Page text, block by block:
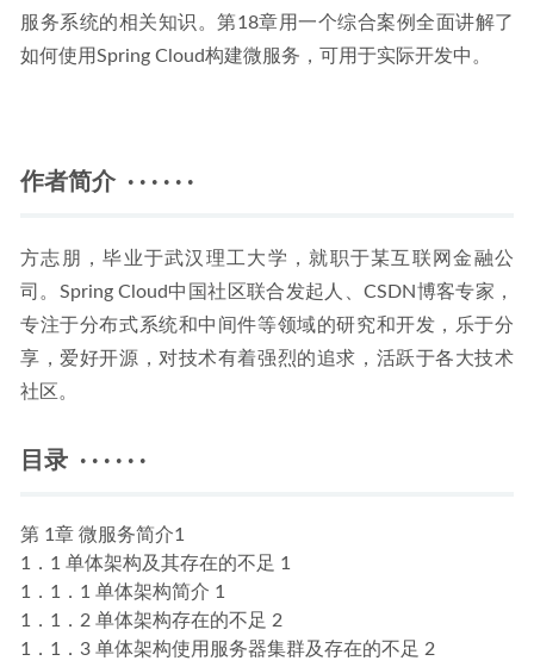
服务系统的相关知识。第18章用一个综合案例全面讲解了
如何使用Spring Cloud构建微服务，可用于实际开发中。
作者简介 · · · · · ·
方志朋，毕业于武汉理工大学，就职于某互联网金融公
司。Spring Cloud中国社区联合发起人、CSDN博客专家，
专注于分布式系统和中间件等领域的研究和开发，乐于分
享，爱好开源，对技术有着强烈的追求，活跃于各大技术
社区。
目录 · · · · · ·
第 1章 微服务简介1
1．1 单体架构及其存在的不足 1
1．1．1 单体架构简介 1
1．1．2 单体架构存在的不足 2
1．1．3 单体架构使用服务器集群及存在的不足 2